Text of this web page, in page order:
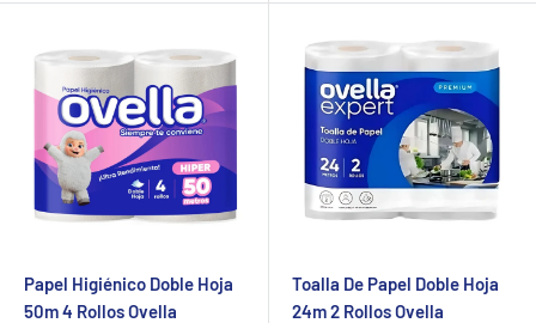
Papel Higiénico Doble Hoja
50m 4 Rollos Ovella
Toalla De Papel Doble Hoja
24m 2 Rollos Ovella